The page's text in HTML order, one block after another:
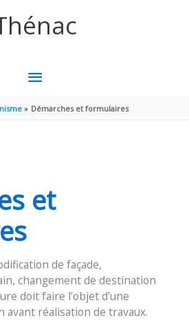
MENU
PRINCIPAL
Démarches et formulaires
et
de façade,
changement de destination
doit faire l’objet d’une
avant réalisation de travaux.